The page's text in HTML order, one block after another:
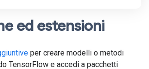
ed estensioni
per creare modelli o metodi
TensorFlow e accedi a pacchetti